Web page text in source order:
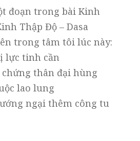
đoạn trong bài Kinh
Thập Độ – Dasa
trong tâm tôi lúc này:
lực tinh cần
thân đại hùng
lao lung
ngại thêm công tu